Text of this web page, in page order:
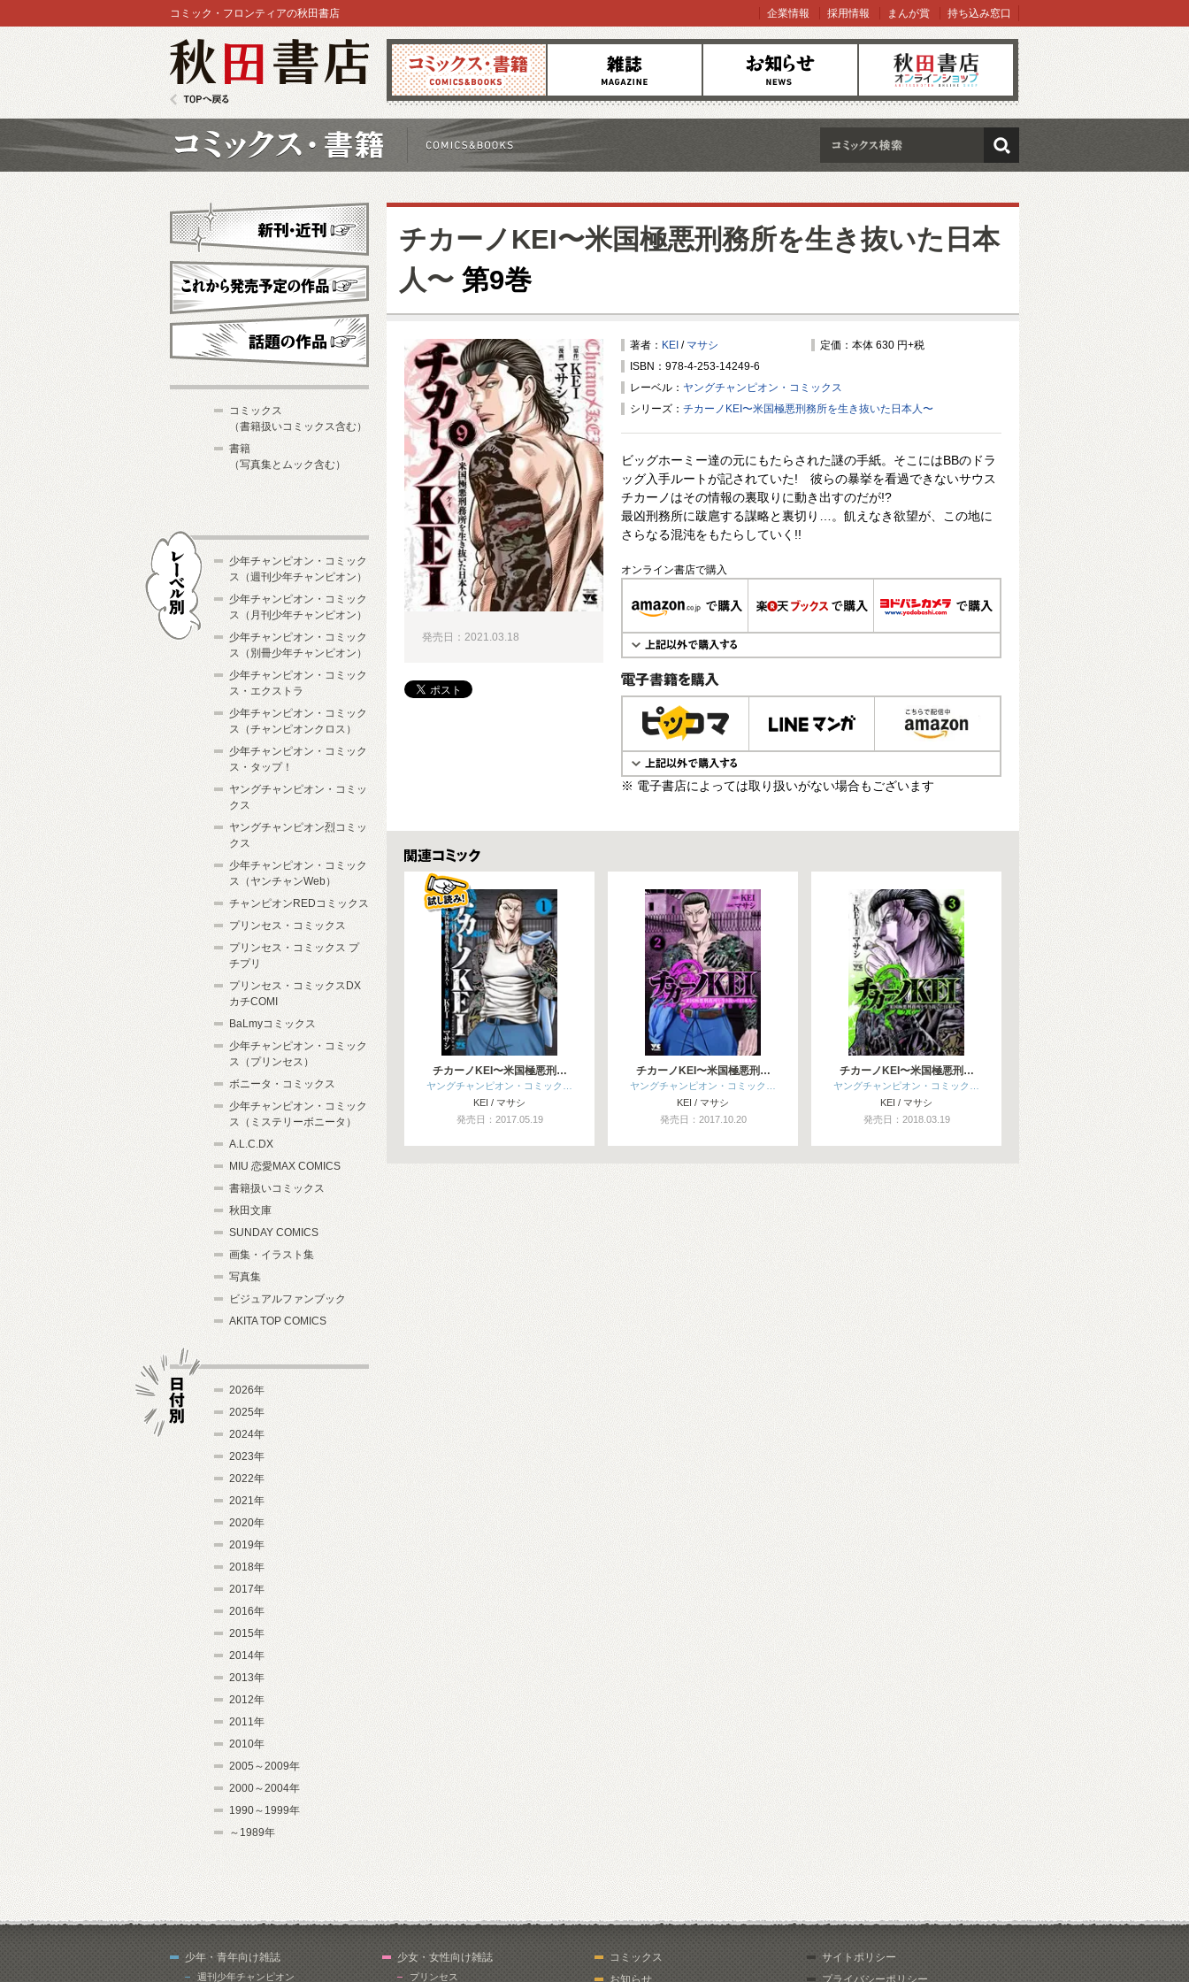
コミックス 雑誌 お知らせ オンラインショップ
コミック・フロンティアの秋田書店 企業情報 採用情報 まんが賞 持ち込み窓口
検索
チカーノKEI〜米国極悪刑務所を生き抜いた日本
人〜 第9巻
著者： KEI / マサシ
定価：本体 630 円+税
ISBN：978-4-253-14249-6
レーベル： ヤングチャンピオン・コミックス
シリーズ： チカーノKEI〜米国極悪刑務所を生き抜いた日本人〜
ビッグホーミー達の元にもたらされた謎の手紙。そこにはBBのドラ
ッグ入手ルートが記されていた! 彼らの暴挙を看過できないサウス
チカーノはその情報の裏取りに動き出すのだが!?
最凶刑務所に跋扈する謀略と裏切り…。飢えなき欲望が、この地に
さらなる混沌をもたらしていく!!
オンライン書店で購入
電子書籍で購入
※ 電子書店によっては取り扱いがない場合もございます
発売日：2021.03.18
関連コミックス
チカーノKEI〜米国極悪刑…
ヤングチャンピオン・コミック…
KEI / マサシ
発売日：2017.05.19
チカーノKEI〜米国極悪刑…
ヤングチャンピオン・コミック…
KEI / マサシ
発売日：2017.10.20
チカーノKEI〜米国極悪刑…
ヤングチャンピオン・コミック…
KEI / マサシ
発売日：2018.03.19
新刊・近刊
これから発売予定
コミックス
（書籍扱いコミックス含む）
書籍
（写真集とムック含む）
少年チャンピオン・コミック
ス（週刊少年チャンピオン）
少年チャンピオン・コミック
ス（月刊少年チャンピオン）
少年チャンピオン・コミック
ス（別冊少年チャンピオン）
少年チャンピオン・コミック
ス・エクストラ
少年チャンピオン・コミック
ス（チャンピオンクロス）
少年チャンピオン・コミック
ス・タップ！
ヤングチャンピオン・コミッ
クス
ヤングチャンピオン烈コミッ
クス
少年チャンピオン・コミック
ス（ヤンチャンWeb）
チャンピオンREDコミックス
プリンセス・コミックス
プリンセス・コミックス プ
チプリ
プリンセス・コミックスDX
カチCOMI
BaLmyコミックス
少年チャンピオン・コミック
ス（プリンセス）
ボニータ・コミックス
少年チャンピオン・コミック
ス（ミステリーボニータ）
A.L.C.DX
MIU 恋愛MAX COMICS
書籍扱いコミックス
秋田文庫
SUNDAY COMICS
画集・イラスト集
写真集
ビジュアルファンブック
AKITA TOP COMICS
2026年
2025年
2024年
2023年
2022年
2021年
2020年
2019年
2018年
2017年
2016年
2015年
2014年
2013年
2012年
2011年
2010年
2005～2009年
2000～2004年
1990～1999年
～1989年
少年・青年向け雑誌
週刊少年チャンピオン
少女・女性向け雑誌
プリンセス
コミックス
お知らせ
サイトポリシー
プライバシーポリシー